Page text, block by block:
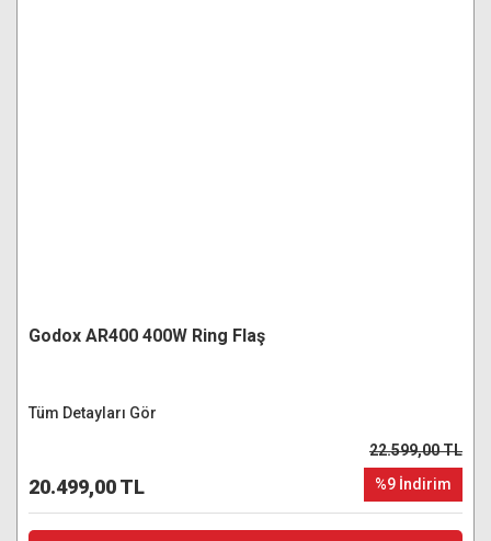
Godox AR400 400W Ring Flaş
Tüm Detayları Gör
20.499,00 TL
22.599,00 TL
%9 İndirim